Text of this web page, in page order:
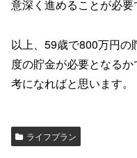
意深く進めることが必要
以上、59歳で800万円の
度の貯金が必要となる
考になればと思います。
ライフプラン